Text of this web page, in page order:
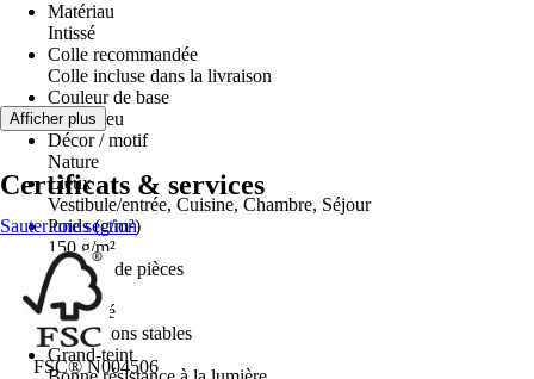
Matériau
Intissé
Colle recommandée
Colle incluse dans la livraison
Couleur de base
Vert, Bleu
Décor / motif
Nature
Lieux
Vestibule/entrée, Cuisine, Chambre, Séjour
Poids (g/m²)
150 g/m²
Nombre de pièces
4
Propriété
Dimensions stables
Grand-teint
Afficher plus
Certificats & services
Sauter une section
FSC® N004506